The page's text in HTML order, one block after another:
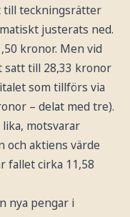
till teckningsrätter
justerats ned.
kronor. Men vid
satt till 28,33 kronor
som tillförs via
– delat med tre).
motsvarar
och aktiens värde
fallet cirka 11,58
nya pengar i